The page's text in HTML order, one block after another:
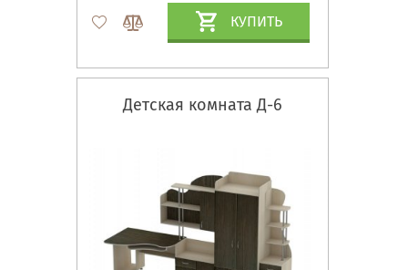
КУПИТЬ
Детская комната Д-6